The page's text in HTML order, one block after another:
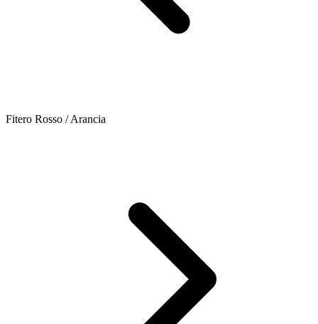
Fitero Rosso / Arancia